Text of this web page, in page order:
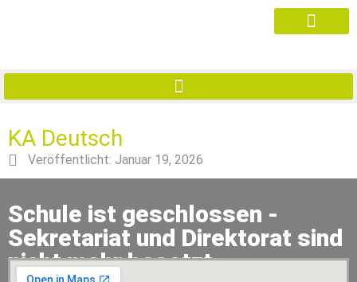
KA Deutsch
Veröffentlicht: Januar 19, 2026
Schule ist geschlossen -
Sekretariat und Direktorat sind
nicht mehr besetzt.